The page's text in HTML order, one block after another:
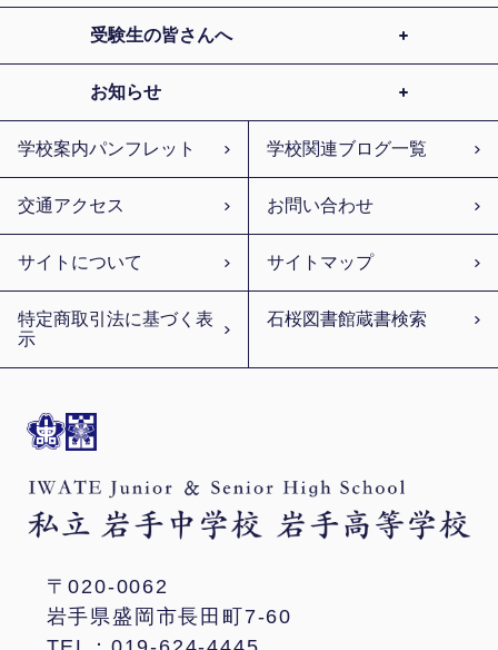
〒020-0062
岩手県盛岡市長田町7-60
受験生の皆さんへ
お知らせ
学校案内パンフレット 学校関連ブログ一覧
交通アクセス お問い合わせ
サイトについて サイトマップ
特定商取引法に基づく表
示
石桜図書館蔵書検索